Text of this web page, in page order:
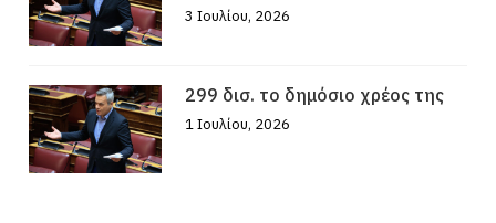
3 Ιουλίου, 2026
299 δισ. το δημόσιο χρέος της
1 Ιουλίου, 2026